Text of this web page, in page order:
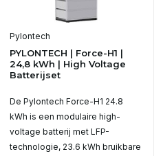
Pylontech
PYLONTECH | Force-H1 |
24,8 kWh | High Voltage
Batterijset
De Pylontech Force-H1 24.8
kWh is een modulaire high-
voltage batterij met LFP-
technologie, 23.6 kWh bruikbare